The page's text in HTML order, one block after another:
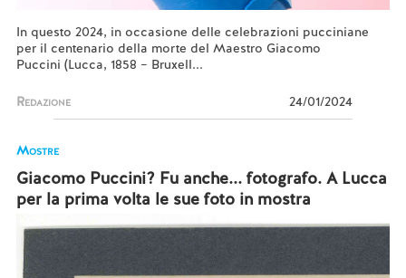
In questo 2024, in occasione delle celebrazioni pucciniane
per il centenario della morte del Maestro Giacomo
Puccini (Lucca, 1858 – Bruxell...
Redazione 24/01/2024
Mostre
Giacomo Puccini? Fu anche... fotografo. A Lucca
per la prima volta le sue foto in mostra